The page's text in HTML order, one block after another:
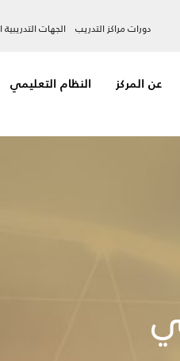
دورات مراكز التدريب الجهات
عن المركز النظام التعليمي